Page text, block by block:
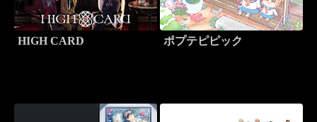
HIGH CARD ポプテピピック